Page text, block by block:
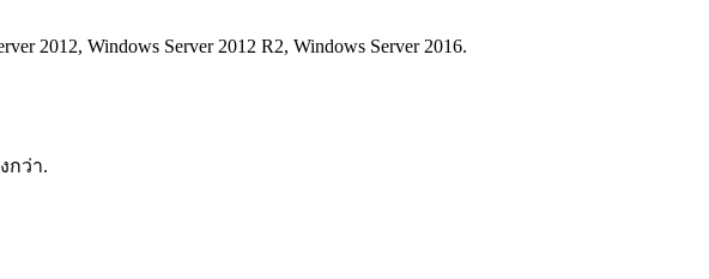
2012, Windows Server 2012 R2, Windows Server 2016.
กว่า.